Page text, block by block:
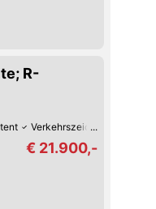
R-
Verkehrszeichen-Erkennung
€ 21.900,-